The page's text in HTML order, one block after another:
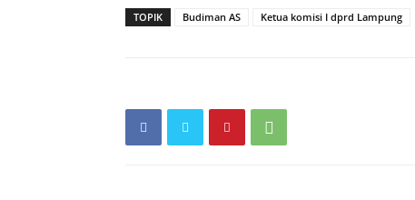
TOPIK Budiman AS Ketua komisi I dprd Lampung